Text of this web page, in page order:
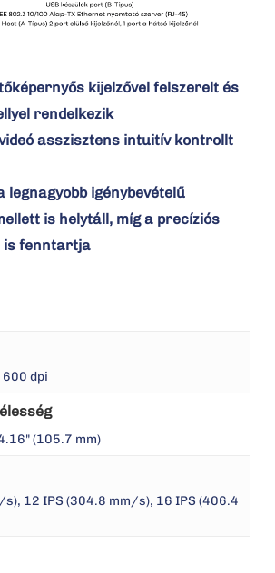
kijelzővel felszerelt és
rendelkezik
asszisztens intuitív kontrollt
legnagyobb igénybevételű
is helytáll, míg a precíziós
is fenntartja
dpi
(105.7 mm)
s), 12 IPS (304.8 mm/s), 16 IPS (406.4